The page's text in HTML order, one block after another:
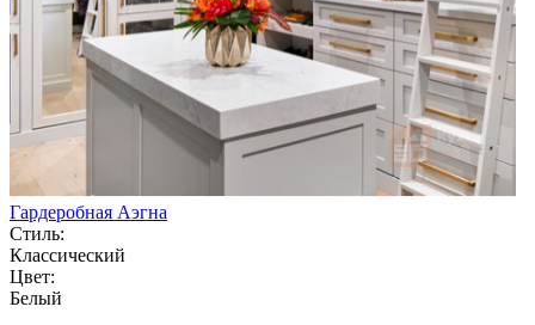
Гардеробная Аэгна
Стиль:
Классический
Цвет:
Белый